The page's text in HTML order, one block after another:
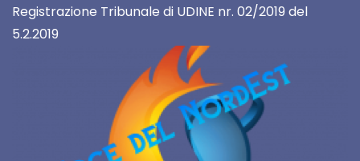
Registrazione Tribunale di UDINE nr. 02/2019 del
5.2.2019